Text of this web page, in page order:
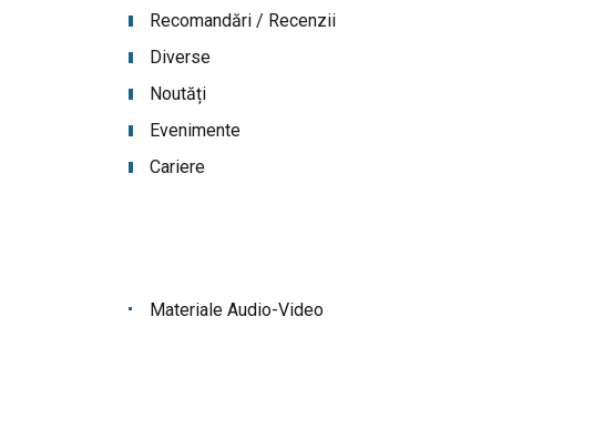
Recomandări / Recenzii
Diverse
Noutăți
Evenimente
Cariere
Materiale Audio-Video